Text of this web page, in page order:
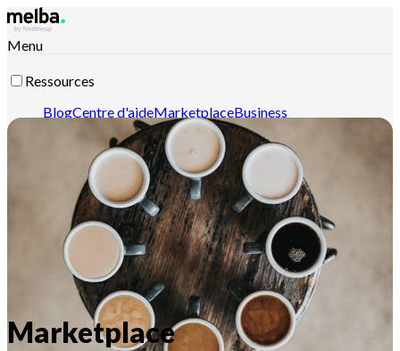
Menu
Ressources
BlogCentre d'aideMarketplaceBusiness
NewslettersContenu intelligent
Documentation MCP
Pour les pros
Ouvrez votre restaurant en toute confiance
Tirez le
meilleur parti des fiches techniques de cuisineAugmentez
votre rentabilitéOptimisez la gestion de votre
restaurantMaitrisez la gestion de vos stocks et
inventairesOrganisez votre production Pilotez vos ventes
Marketplace